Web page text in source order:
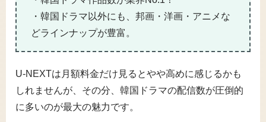
・韓国ドラマ以外にも、邦画・洋画・アニメな
どラインナップが豊富。
U-NEXTは月額料金だけ見るとやや高めに感じるかも
しれませんが、その分、韓国ドラマの配信数が圧倒的
に多いのが最大の魅力です。